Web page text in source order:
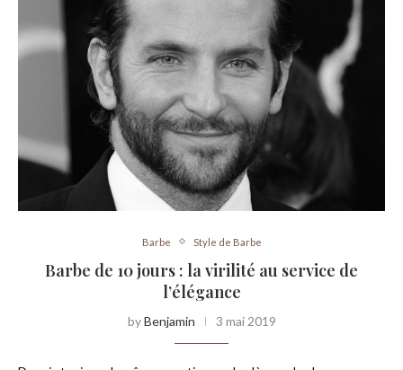
Barbe Style de Barbe
Barbe de 10 jours : la virilité au service de
l’élégance
byBenjamin 3 mai 2019